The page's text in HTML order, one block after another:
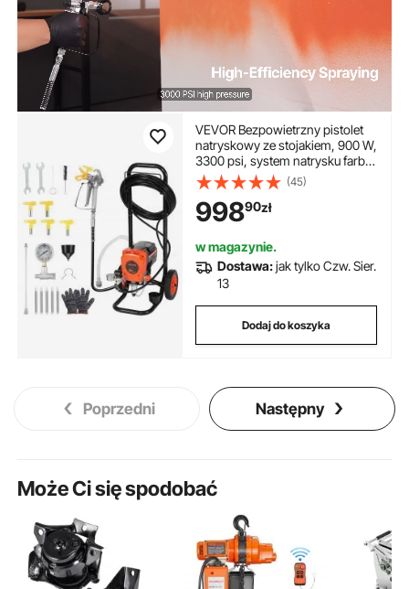
VEVOR Bezpowietrzny pistolet
natryskowy ze stojakiem, 900 W,
3300 psi, system natrysku farby
ze szczotką czyszczącą, wężem,
drążkiem przedłużającym i
dyszami, pistolet natryskowy do
domów i budynków
(45)
99890zł
w magazynie.
Dostawa:jak tylko Czw. Sier.
13
Dodaj do koszyka
Poprzedni Następny
Może Ci się spodobać